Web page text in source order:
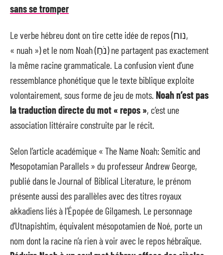
sans se tromper
Le verbe hébreu dont on tire cette idée de repos (נוח,
« nuah ») et le nom Noah (נֹחַ) ne partagent pas exactement
la même racine grammaticale. La confusion vient d’une
ressemblance phonétique que le texte biblique exploite
volontairement, sous forme de jeu de mots. Noah n’est pas
la traduction directe du mot « repos », c’est une
association littéraire construite par le récit.
Selon l’article académique « The Name Noah: Semitic and
Mesopotamian Parallels » du professeur Andrew George,
publié dans le Journal of Biblical Literature, le prénom
présente aussi des parallèles avec des titres royaux
akkadiens liés à l’Épopée de Gilgamesh. Le personnage
d’Utnapishtim, équivalent mésopotamien de Noé, porte un
nom dont la racine n’a rien à voir avec le repos hébraïque.